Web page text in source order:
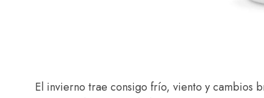
El invierno trae consigo frío, viento y cambios